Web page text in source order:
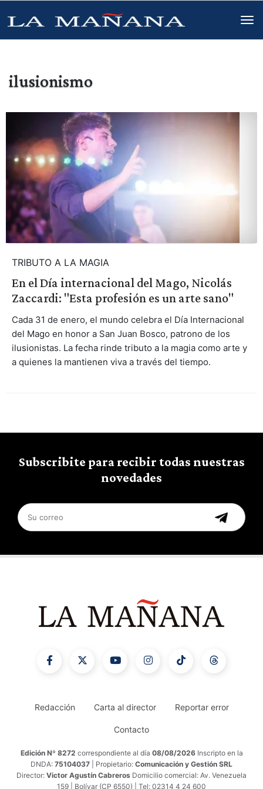
ilusionismo
TRIBUTO A LA MAGIA
En el Día internacional del Mago, Nicolás
Zaccardi: "Esta profesión es un arte sano"
Cada 31 de enero, el mundo celebra el Día Internacional
del Mago en honor a San Juan Bosco, patrono de los
ilusionistas. La fecha rinde tributo a la magia como arte y
a quienes la mantienen viva a través del tiempo.
Subscribite para recibir todas nuestras
novedades
Redacción Carta al director Reportar error
Contacto
Edición Nº 8272 correspondiente al día 08/08/2026 Inscripto en la
DNDA: 75104037 | Propietario: Comunicación y Gestión SRL
Director: Victor Agustín Cabreros Domicilio comercial: Av. Venezuela
159 | Bolívar (CP 6550) | Tel: 02314 4 24 600